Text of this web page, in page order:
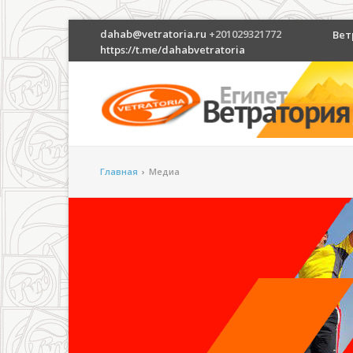
dahab@vetratoria.ru +201029321772
https://t.me/dahabvetratoria
Главная › Медиа